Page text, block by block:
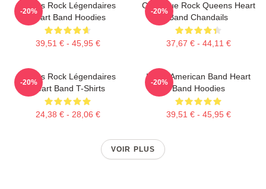
Sœurs Rock Légendaires
Heart Band Hoodies
39,51 € - 45,95 €
-20%
Classique Rock Queens Heart
Band Chandails
37,67 € - 44,11 €
-20%
Sœurs Rock Légendaires
Heart Band T-Shirts
24,38 € - 28,06 €
-20%
Iconic American Band Heart
Band Hoodies
39,51 € - 45,95 €
-20%
VOIR PLUS